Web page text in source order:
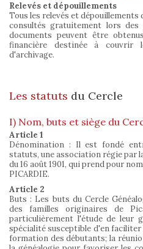
Relevés et dépouillements
Tous les relevés et dépouillements
consultés gratuitement lors des
documents peuvent être
financière destinée à
d'archivage.
Les statuts du Cercle
I) Nom, buts et siège du
Article 1
Dénomination : Il est fondé
statuts, une association régie par
du 16 août 1901, qui prend pour
PICARDIE.
Article 2
Buts : Les buts du Cercle
des familles originaires de
particulièrement l'étude de leur
spécialité susceptible d'en
formation des débutants; la